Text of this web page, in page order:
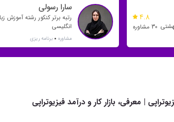
4.8
30 مشاوره
سارا رسولی
رتبه برتر کنکور رشته آموزش
انگلیسی
مشاوره برنامه ریزی
| معرفی، بازار کار و درآمد فیزیوتراپی